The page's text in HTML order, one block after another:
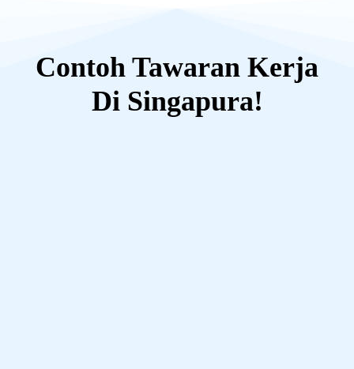
Contoh Tawaran Kerja
Di Singapura!